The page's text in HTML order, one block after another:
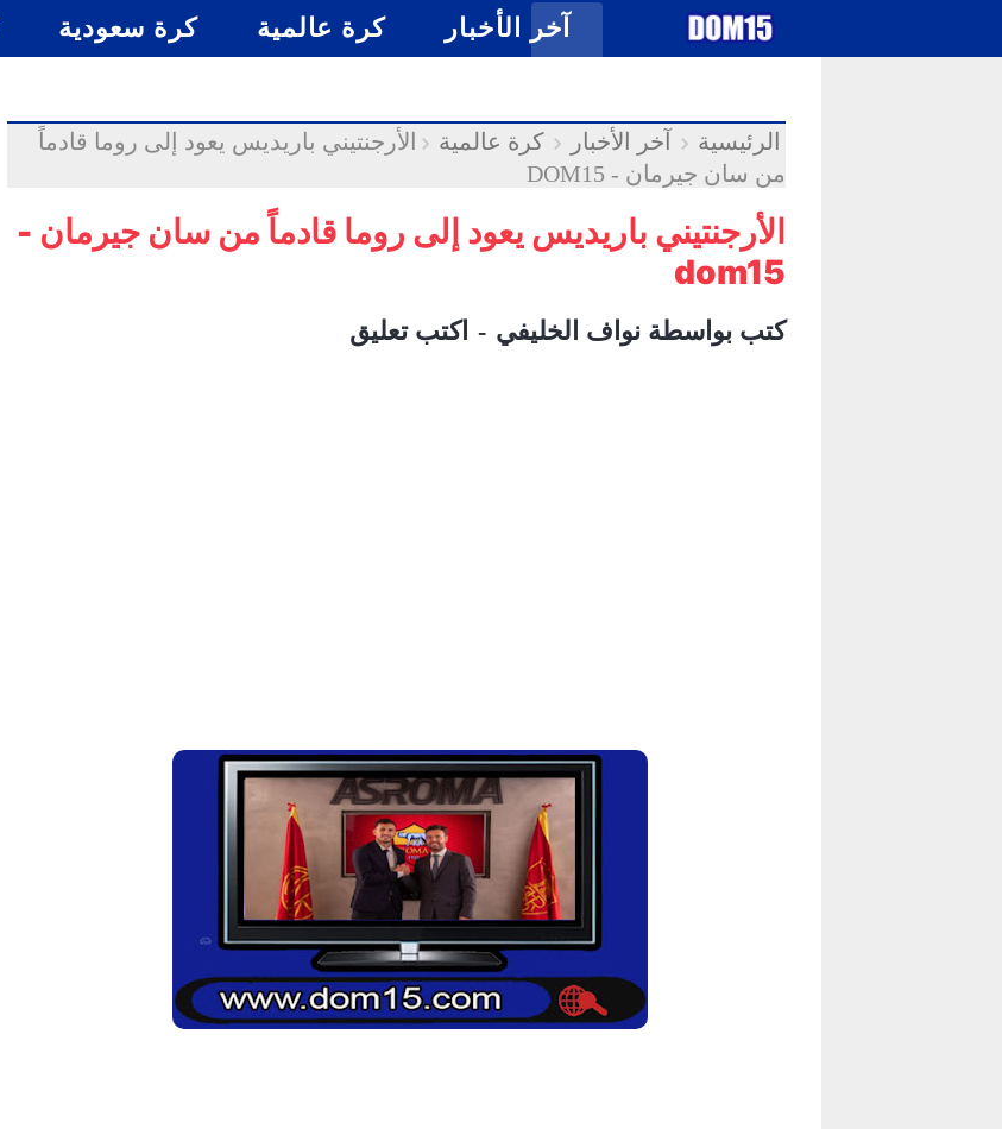
آخر الأخبار كرة عالمية كرة سعودية
الرئيسية آخر الأخبار كرة عالمية
الأرجنتيني باريديس يعود إلى روما قادماً
من سان جيرمان - DOM15
الأرجنتيني باريديس يعود إلى روما قادماً من سان جيرمان -
dom15
كتب بواسطة نواف الخليفي اكتب تعليق